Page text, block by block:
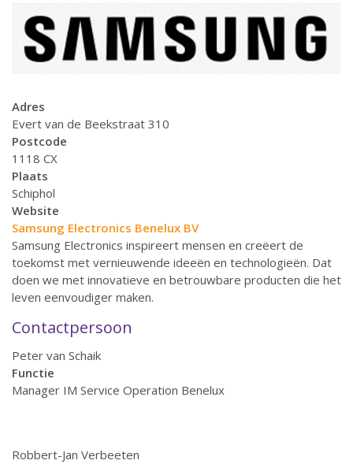
Adres
Evert van de Beekstraat 310
Postcode
1118 CX
Plaats
Schiphol
Website
Samsung Electronics Benelux BV
Samsung Electronics inspireert mensen en creëert de
toekomst met vernieuwende ideeën en technologieën. Dat
doen we met innovatieve en betrouwbare producten die het
leven eenvoudiger maken.
Contactpersoon
Peter van Schaik
Functie
Manager IM Service Operation Benelux
Robbert-Jan Verbeeten